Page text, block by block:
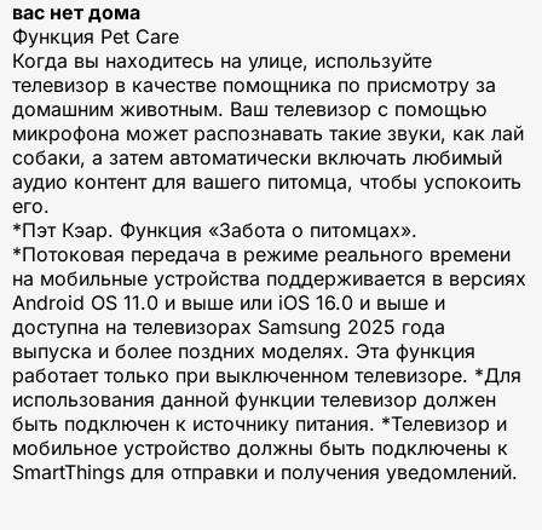
вас нет дома
Функция Pet Care
Когда вы находитесь на улице, используйте
телевизор в качестве помощника по присмотру за
домашним животным. Ваш телевизор с помощью
микрофона может распознавать такие звуки, как лай
собаки, а затем автоматически включать любимый
аудио контент для вашего питомца, чтобы успокоить
его.
*Пэт Кэар. Функция «Забота о питомцах».
*Потоковая передача в режиме реального времени
на мобильные устройства поддерживается в версиях
Android OS 11.0 и выше или iOS 16.0 и выше и
доступна на телевизорах Samsung 2025 года
выпуска и более поздних моделях. Эта функция
работает только при выключенном телевизоре. *Для
использования данной функции телевизор должен
быть подключен к источнику питания. *Телевизор и
мобильное устройство должны быть подключены к
SmartThings для отправки и получения уведомлений.